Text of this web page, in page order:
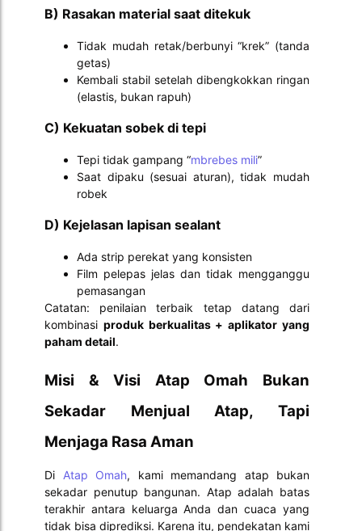
B) Rasakan material saat ditekuk
Tidak mudah retak/berbunyi “krek” (tanda
getas)
Kembali stabil setelah dibengkokkan ringan
(elastis, bukan rapuh)
C) Kekuatan sobek di tepi
Tepi tidak gampang “mbrebes mili”
Saat dipaku (sesuai aturan), tidak mudah
robek
D) Kejelasan lapisan sealant
Ada strip perekat yang konsisten
Film pelepas jelas dan tidak mengganggu
pemasangan
Catatan: penilaian terbaik tetap datang dari
kombinasi produk berkualitas + aplikator yang
paham detail.
Misi & Visi Atap Omah Bukan
Sekadar Menjual Atap, Tapi
Menjaga Rasa Aman
Di Atap Omah, kami memandang atap bukan
sekadar penutup bangunan. Atap adalah batas
terakhir antara keluarga Anda dan cuaca yang
tidak bisa diprediksi. Karena itu, pendekatan kami